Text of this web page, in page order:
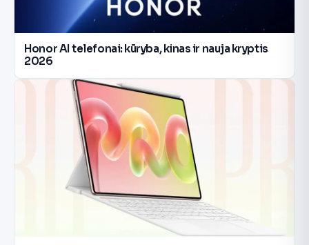
Honor AI telefonai: kūryba, kinas ir nauja kryptis
2026